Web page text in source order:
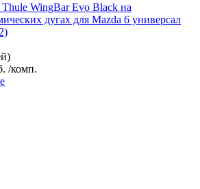
WingBar Evo Black на
дугах для Mazda 6 универсал
/комп.